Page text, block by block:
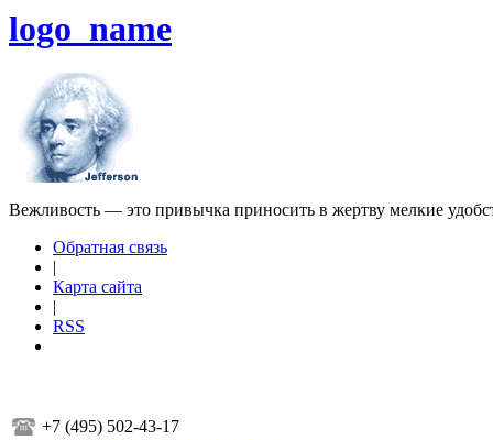
logo_name
Вежливость — это привычка приносить в жертву мелкие
Обратная связь
|
Карта сайта
|
RSS
+7 (495) 502-43-17